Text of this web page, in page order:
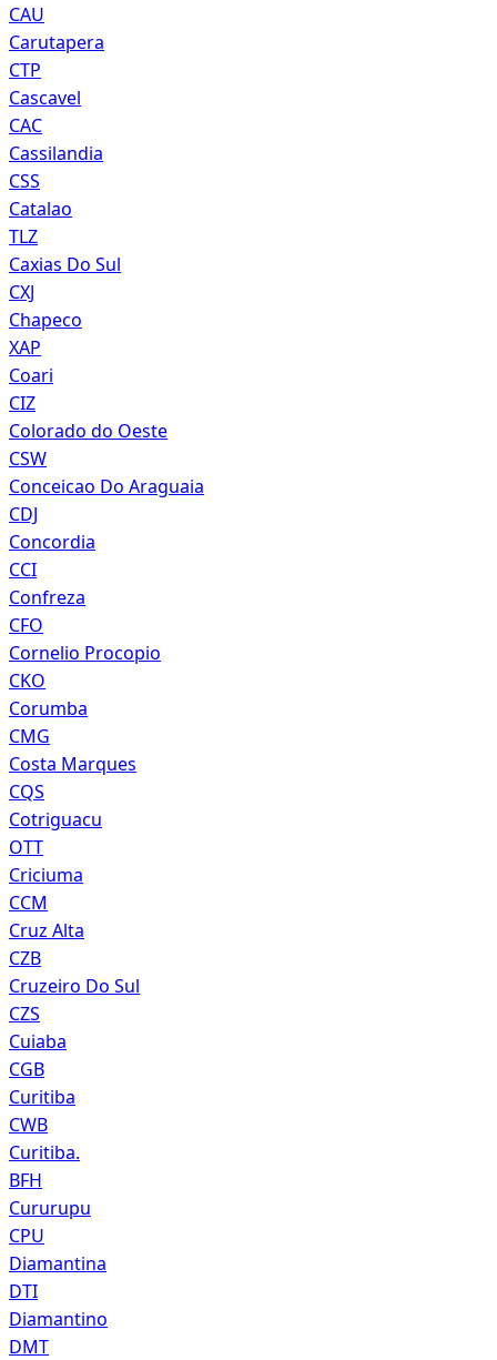
CAU
Carutapera
CTP
Cascavel
CAC
Cassilandia
CSS
Catalao
TLZ
Caxias Do Sul
CXJ
Chapeco
XAP
Coari
CIZ
Colorado do Oeste
CSW
Conceicao Do Araguaia
CDJ
Concordia
CCI
Confreza
CFO
Cornelio Procopio
CKO
Corumba
CMG
Costa Marques
CQS
Cotriguacu
OTT
Criciuma
CCM
Cruz Alta
CZB
Cruzeiro Do Sul
CZS
Cuiaba
CGB
Curitiba
CWB
Curitiba.
BFH
Cururupu
CPU
Diamantina
DTI
Diamantino
DMT